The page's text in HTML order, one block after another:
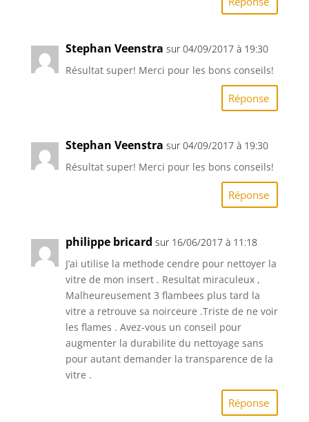
Stephan Veenstra sur 04/09/2017 à 19:30
Résultat super! Merci pour les bons conseils!
Réponse
Stephan Veenstra sur 04/09/2017 à 19:30
Résultat super! Merci pour les bons conseils!
Réponse
philippe bricard sur 16/06/2017 à 11:18
J’ai utilise la methode cendre pour nettoyer la
vitre de mon insert . Resultat miraculeux ,
Malheureusement 3 flambees plus tard la
vitre a retrouve sa noirceure .Triste de ne voir
les flames . Avez-vous un conseil pour
augmenter la durabilite du nettoyage sans
pour autant demander la transparence de la
vitre .
Réponse